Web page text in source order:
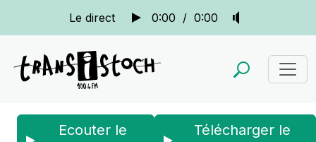
Le direct 0:00 / 0:00
Ecouter le
Télécharger le